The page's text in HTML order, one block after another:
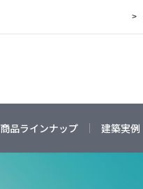
商品ラインナップ 建築実例